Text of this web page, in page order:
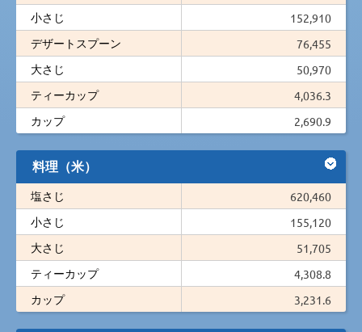
小さじ
152,910
デザートスプーン
76,455
大さじ
50,970
ティーカップ
4,036.3
カップ
2,690.9
料理（米）
塩さじ
620,460
小さじ
155,120
大さじ
51,705
ティーカップ
4,308.8
カップ
3,231.6